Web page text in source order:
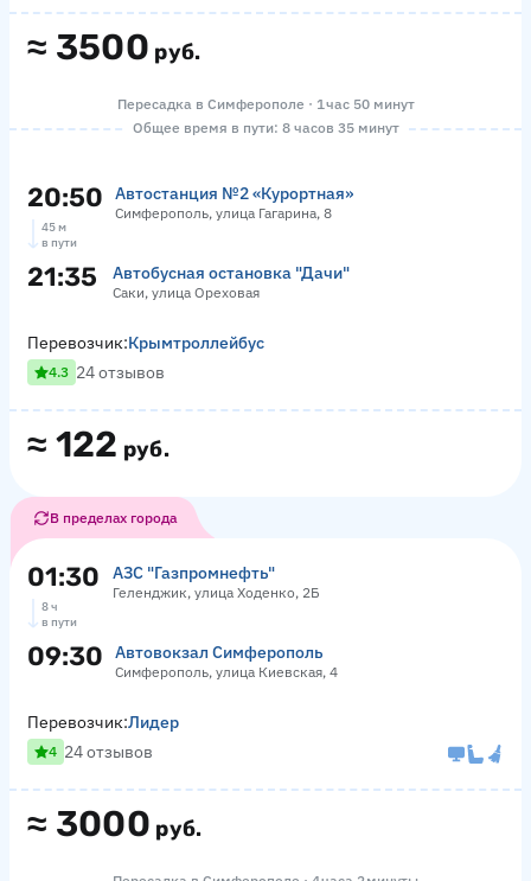
≈ 3500 руб.
Пересадка в Симферополе · 1 час 50 минут
Общее время в пути: 8 часов 35 минут
20:50 Автостанция №2 «Курортная»
Симферополь, улица Гагарина, 8
45 м
в пути
21:35 Автобусная остановка "Дачи"
Саки, улица Ореховая
≈ 122 руб.
Перевозчик:Крымтроллейбус
4.3 24 отзывов
В пределах города
01:30 АЗС "Газпромнефть"
Геленджик, улица Ходенко, 2Б
8 ч
в пути
09:30 Автовокзал Симферополь
Симферополь, улица Киевская, 4
≈ 3000 руб.
Перевозчик:Лидер
4 24 отзывов